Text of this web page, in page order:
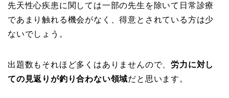
先天性心疾患に関しては一部の先生を除いて日常診療
であまり触れる機会がなく、得意とされている方は少
ないでしょう。
出題数もそれほど多くはありませんので、労力に対し
ての見返りが釣り合わない領域だと思います。